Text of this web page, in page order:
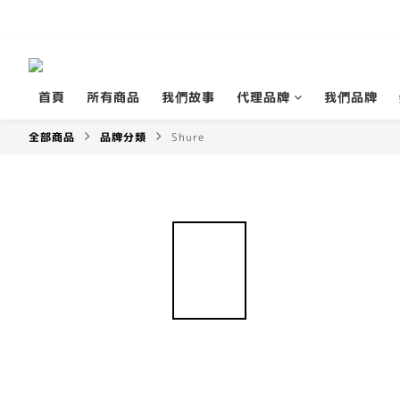
首頁 所有商品 我們故事 代理品牌 我們品牌
全部商品 品牌分類 Shure